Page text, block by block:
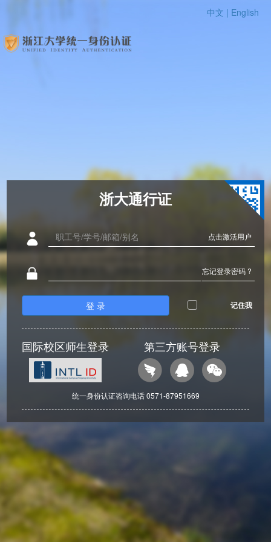
中文 | English
浙大通行证
点击激活用户
忘记登录密码 ?
登 录 记住我
国际校区师生登录 第三方账号登录
统一身份认证咨询电话 0571-87951669